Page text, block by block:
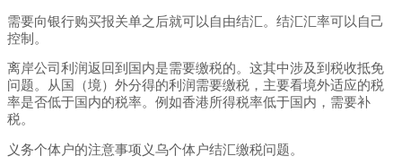
需要向银行购买报关单之后就可以自由结汇。结汇汇率可以自己
控制。
离岸公司利润返回到国内是需要缴税的。这其中涉及到税收抵免
问题。从国（境）外分得的利润需要缴税，主要看境外适应的税
率是否低于国内的税率。例如香港所得税率低于国内，需要补
税。
义务个体户的注意事项义乌个体户结汇缴税问题。